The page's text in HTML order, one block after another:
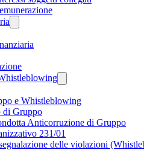
e Whistleblowing
di Gruppo
Anticorruzione di Gruppo
231/01
delle violazioni